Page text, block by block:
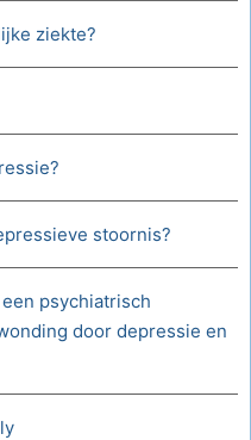
ziekte?
stoornis?
psychiatrisch
door depressie en